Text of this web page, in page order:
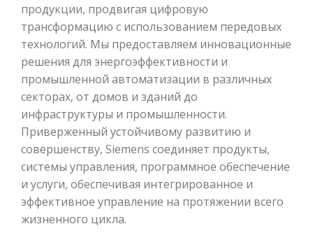
продукции, продвигая цифровую
трансформацию с использованием передовых
технологий. Мы предоставляем инновационные
решения для энергоэффективности и
промышленной автоматизации в различных
секторах, от домов и зданий до
инфраструктуры и промышленности.
Приверженный устойчивому развитию и
совершенству, Siemens соединяет продукты,
системы управления, программное обеспечение
и услуги, обеспечивая интегрированное и
эффективное управление на протяжении всего
жизненного цикла.